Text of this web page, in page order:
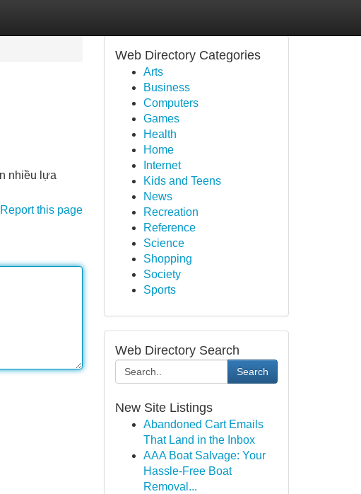
nhiều lựa
Report this page
Web Directory Categories
Arts
Business
Computers
Games
Health
Home
Internet
Kids and Teens
News
Recreation
Reference
Science
Shopping
Society
Sports
Web Directory Search
Search
New Site Listings
Abandoned Cart Emails
That Land in the Inbox
AAA Boat Salvage: Your
Hassle-Free Boat
Removal...